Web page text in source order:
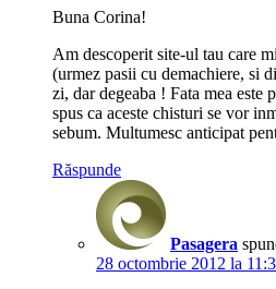
Buna Corina!
Am descoperit site-ul tau care
(urmez pasii cu demachiere, si
zi, dar degeaba ! Fata mea
spus ca aceste chisturi se vor
sebum. Multumesc anticipat
Răspunde
Pasagera
28 octombrie 2012 la